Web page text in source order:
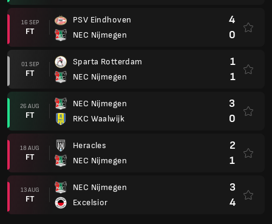
16 SEP
FT
PSV Eindhoven
NEC Nijmegen
4
0
01 SEP
FT
Sparta Rotterdam
NEC Nijmegen
1
1
26 AUG
FT
NEC Nijmegen
RKC Waalwijk
3
0
18 AUG
FT
Heracles
NEC Nijmegen
2
1
13 AUG
FT
NEC Nijmegen
Excelsior
3
4